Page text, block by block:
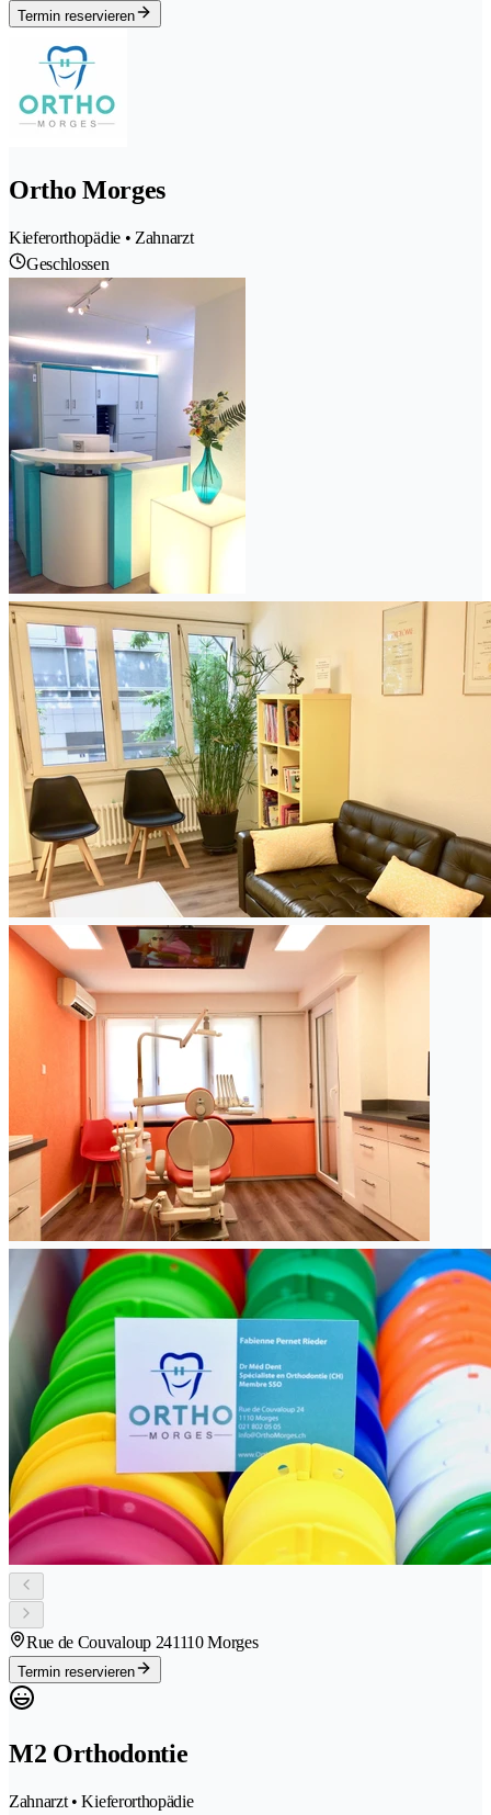
Termin reservieren
Ortho Morges
Kieferorthopädie • Zahnarzt
Geschlossen
Rue de Couvaloup 241110 Morges
Termin reservieren
M2 Orthodontie
Zahnarzt • Kieferorthopädie